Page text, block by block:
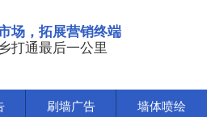
场，拓展营销终端
打通最后一公里
刷墙广告 墙体喷绘